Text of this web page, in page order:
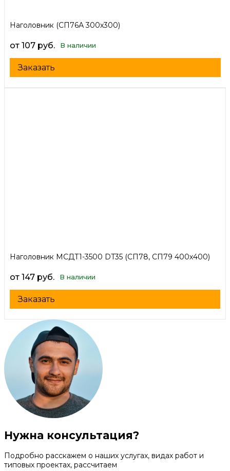
Наголовник (СП76А 300х300)
от 107 руб. В наличии
Заказать
Наголовник МСДТ1-3500 DT35 (СП78, СП79 400х400)
от 147 руб. В наличии
Заказать
Нужна консультация?
Подробно расскажем о наших услугах, видах работ и
типовых проектах, рассчитаем